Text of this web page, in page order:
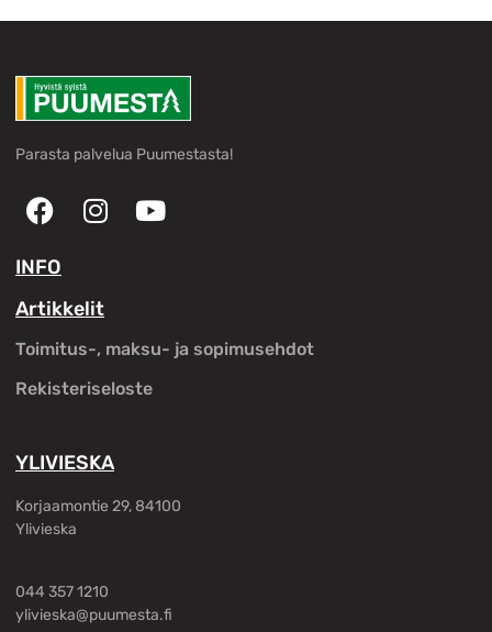
Parasta palvelua Puumestasta!
INFO
Artikkelit
Toimitus-, maksu- ja sopimusehdot
Rekisteriseloste
YLIVIESKA
Korjaamontie 29, 84100
Ylivieska
044 357 1210
ylivieska@puumesta.fi